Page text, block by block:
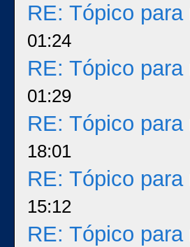
RE: Tópico
01:24
RE: Tópico
01:29
RE: Tópico
18:01
RE: Tópico
15:12
RE: Tópico